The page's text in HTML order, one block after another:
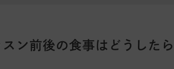
スン前後の食事はどうした